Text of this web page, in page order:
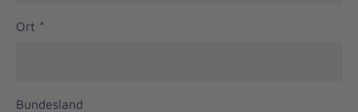
Ort *
Bundesland